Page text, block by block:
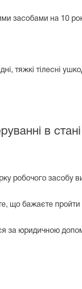
засобами на 10
тяжкі тілесні
в
робочого засобу
що бажаєте
за юридичною